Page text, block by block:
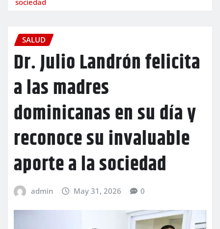
SALUD
Dr. Julio Landrón felicita
a las madres
dominicanas en su día y
reconoce su invaluable
aporte a la sociedad
admin May 31, 2026 0